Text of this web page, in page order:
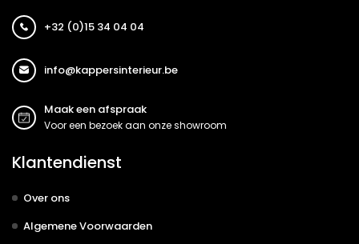
+32 (0)15 34 04 04
info@kappersinterieur.be
Maak een afspraak
Voor een bezoek aan onze showroom
Klantendienst
Over ons
Algemene Voorwaarden